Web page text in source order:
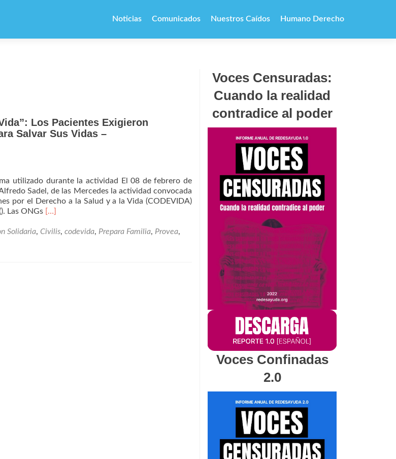
al
Noticias Comunicados Nuestros Caídos Humano Derecho
Los Pacientes Exigieron
Salvar Sus Vidas –
utilizado durante la actividad El 08 de febrero de
Sadel, de las Mercedes la actividad convocada
por el Derecho a la Salud y a la Vida (CODEVIDA)
Las ONGs Leer
Por
[…]
Solidaria, Civilis, codevida, Prepara Familia, Provea,
Voces Censuradas:
Cuando la realidad
contradice al poder
Voces Confinadas
2.0